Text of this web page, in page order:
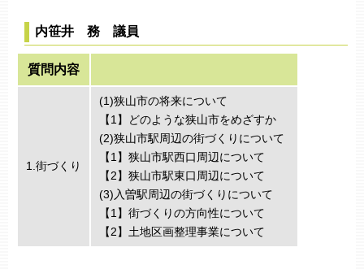
内笹井 務 議員
質問内容
1.街づくり
(1)狭山市の将来について
【1】どのような狭山市をめざすか
(2)狭山市駅周辺の街づくりについて
【1】狭山市駅西口周辺について
【2】狭山市駅東口周辺について
(3)入曽駅周辺の街づくりについて
【1】街づくりの方向性について
【2】土地区画整理事業について